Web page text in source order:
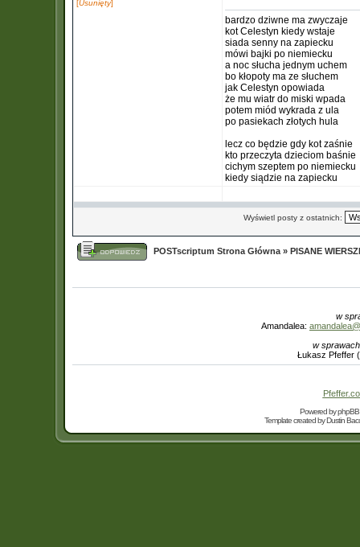
[Usunięty]
bardzo dziwne ma zwyczaje
kot Celestyn kiedy wstaje
siada senny na zapiecku
mówi bajki po niemiecku
a noc słucha jednym uchem
bo kłopoty ma ze słuchem
jak Celestyn opowiada
że mu wiatr do miski wpada
potem miód wykrada z ula
po pasiekach złotych hula
lecz co będzie gdy kot zaśnie
kto przeczyta dzieciom baśnie
cichym szeptem po niemiecku
kiedy siądzie na zapiecku
Wyświetl posty z ostatnich:
POSTscriptum Strona Główna » PISANE
w
Amandalea:
w
Łukasz Pfeffer
Powered byphpBB
Template created byDustin